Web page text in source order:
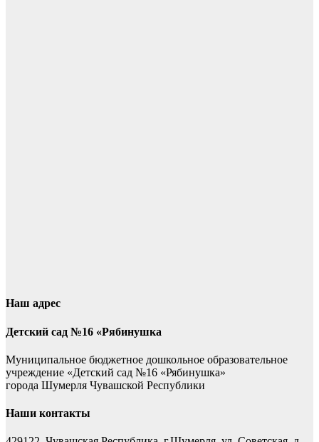
Наш адрес
Детский сад №16 «Рябинушка
Муниципальное бюджетное дошкольное образовательное
учреждение «Детский сад №16 «Рябинушка»
города Шумерля Чувашской Республики
Наши контакты